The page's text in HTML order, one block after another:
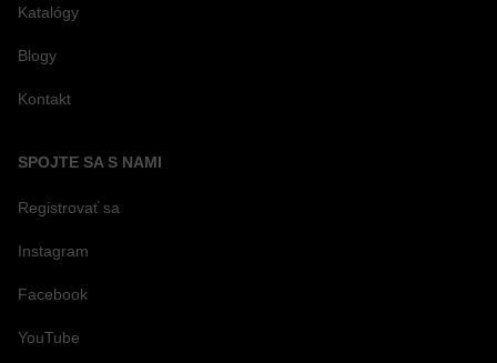
Katalógy
Blogy
Kontakt
SPOJTE SA S NAMI
Registrovať sa
Instagram
Facebook
YouTube